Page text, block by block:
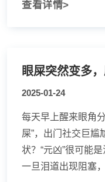
查看详情>
眼屎突然变多
2025-01-24
每天早上醒来眼角
屎”，出门社交巨尴
状？“元凶”很可能
一旦泪道出现阻塞